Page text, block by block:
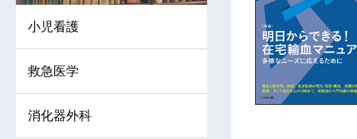
小児看護
救急医学
消化器外科